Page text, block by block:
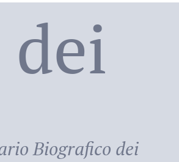
Biografico dei